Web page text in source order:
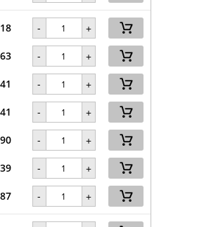
- +
- +
- +
- +
- +
- +
- +